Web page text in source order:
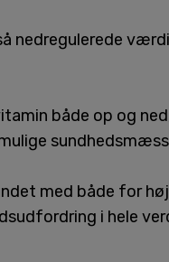
nedregulerede
både op og
med både for
i hele